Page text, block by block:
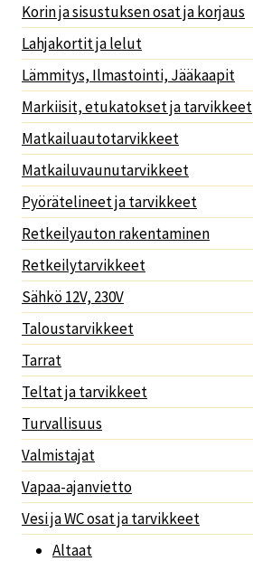
Korin ja sisustuksen osat ja korjaus
Lahjakortit ja lelut
Lämmitys, Ilmastointi, Jääkaapit
Markiisit, etukatokset ja tarvikkeet
Matkailuautotarvikkeet
Matkailuvaunutarvikkeet
Pyörätelineet ja tarvikkeet
Retkeilyauton rakentaminen
Retkeilytarvikkeet
Sähkö 12V, 230V
Taloustarvikkeet
Tarrat
Teltat ja tarvikkeet
Turvallisuus
Valmistajat
Vapaa-ajanvietto
Vesi ja WC osat ja tarvikkeet
Altaat